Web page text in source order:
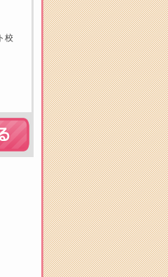
校